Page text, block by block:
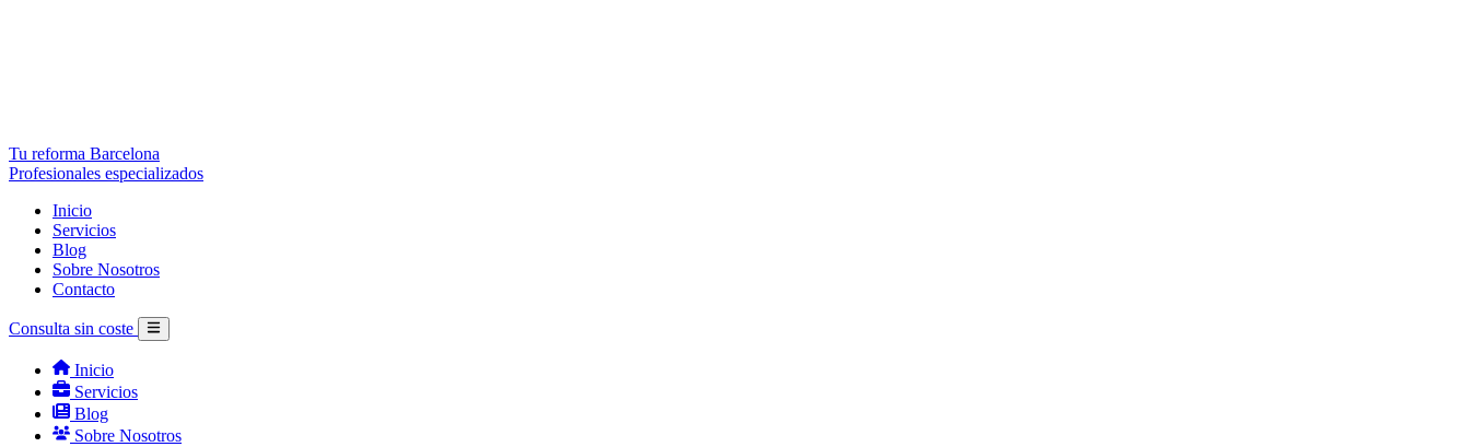
Tu reforma Barcelona
Profesionales especializados
Inicio
Servicios
Blog
Sobre Nosotros
Contacto
Consulta sin coste
Inicio
Servicios
Blog
Sobre Nosotros